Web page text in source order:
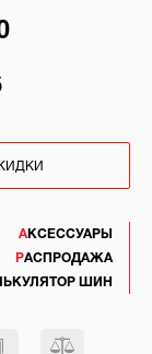
АКСЕССУАРЫ
РАСПРОДАЖА
ШИН